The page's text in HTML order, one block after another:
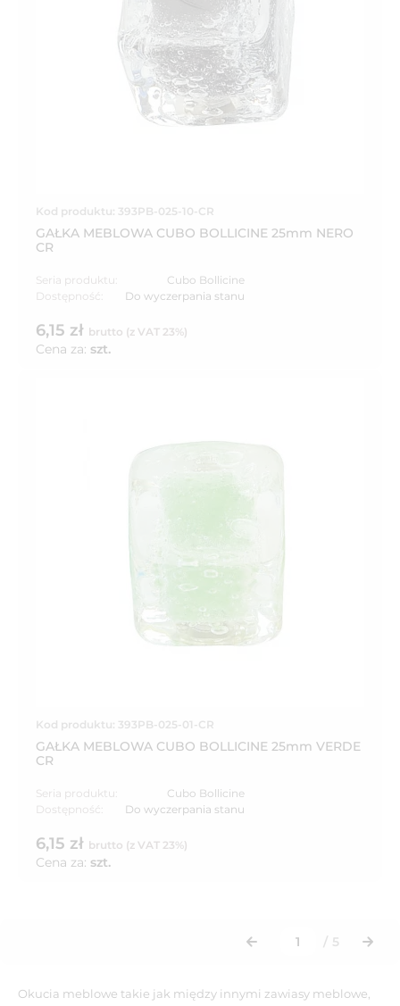
Kod produktu: 393PB-025-10-CR
GAŁKA MEBLOWA CUBO BOLLICINE 25mm NERO
CR
Seria produktu:
Cubo Bollicine
Dostępność:
Do wyczerpania stanu
6,15 zł brutto (z VAT 23%)
Cena za: szt.
Kod produktu: 393PB-025-01-CR
GAŁKA MEBLOWA CUBO BOLLICINE 25mm VERDE
CR
Seria produktu:
Cubo Bollicine
Dostępność:
Do wyczerpania stanu
6,15 zł brutto (z VAT 23%)
Cena za: szt.
/ 5
Okucia meblowe takie jak między innymi zawiasy meblowe,